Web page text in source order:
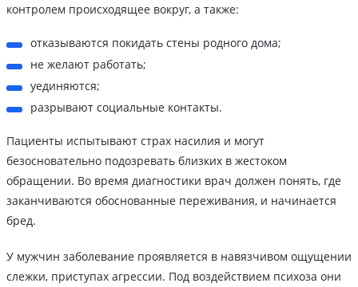
контролем происходящее вокруг, а также:
отказываются покидать стены родного дома;
не желают работать;
уединяются;
разрывают социальные контакты.
Пациенты испытывают страх насилия и могут
безосновательно подозревать близких в жестоком
обращении. Во время диагностики врач должен понять, где
заканчиваются обоснованные переживания, и начинается
бред.
У мужчин заболевание проявляется в навязчивом ощущении
слежки, приступах агрессии. Под воздействием психоза они